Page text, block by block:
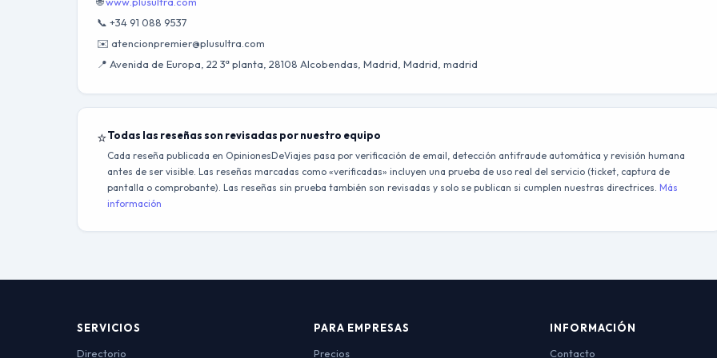
📞 +34 91 088 9537
✉️ atencionpremier@plusultra.com
📍 Avenida de Europa, 22 3ª planta, 28108 Alcobendas, Madrid, Madrid, madrid
⭐Todas las reseñas son revisadas por nuestro equipo
Cada reseña publicada en OpinionesDeViajes pasa por verificación de email, detección antifraude automática y revisión humana
antes de ser visible. Las reseñas marcadas como «verificadas» incluyen una prueba de uso real del servicio (ticket, captura de
pantalla o comprobante). Las reseñas sin prueba también son revisadas y solo se publican si cumplen nuestras directrices. Más
información
SERVICIOS
Directorio
PARA EMPRESAS
Precios
INFORMACIÓN
Contacto